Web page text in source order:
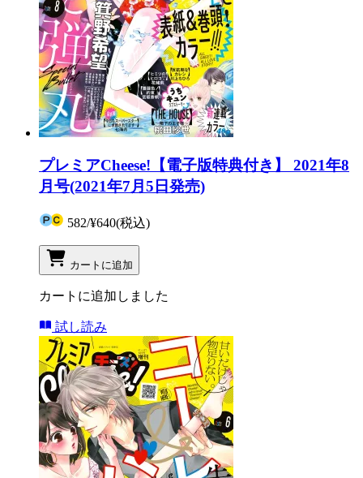
プレミアCheese!【電子版特典付き】 2021年8
月号(2021年7月5日発売)
582/¥640(税込)
カートに追加
カートに追加しました
試し読み